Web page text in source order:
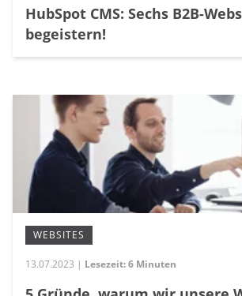
HubSpot CMS: Sechs B2B-
begeistern!
WEBSITES
13.07.2023 | Lesezeit: 6 Minuten